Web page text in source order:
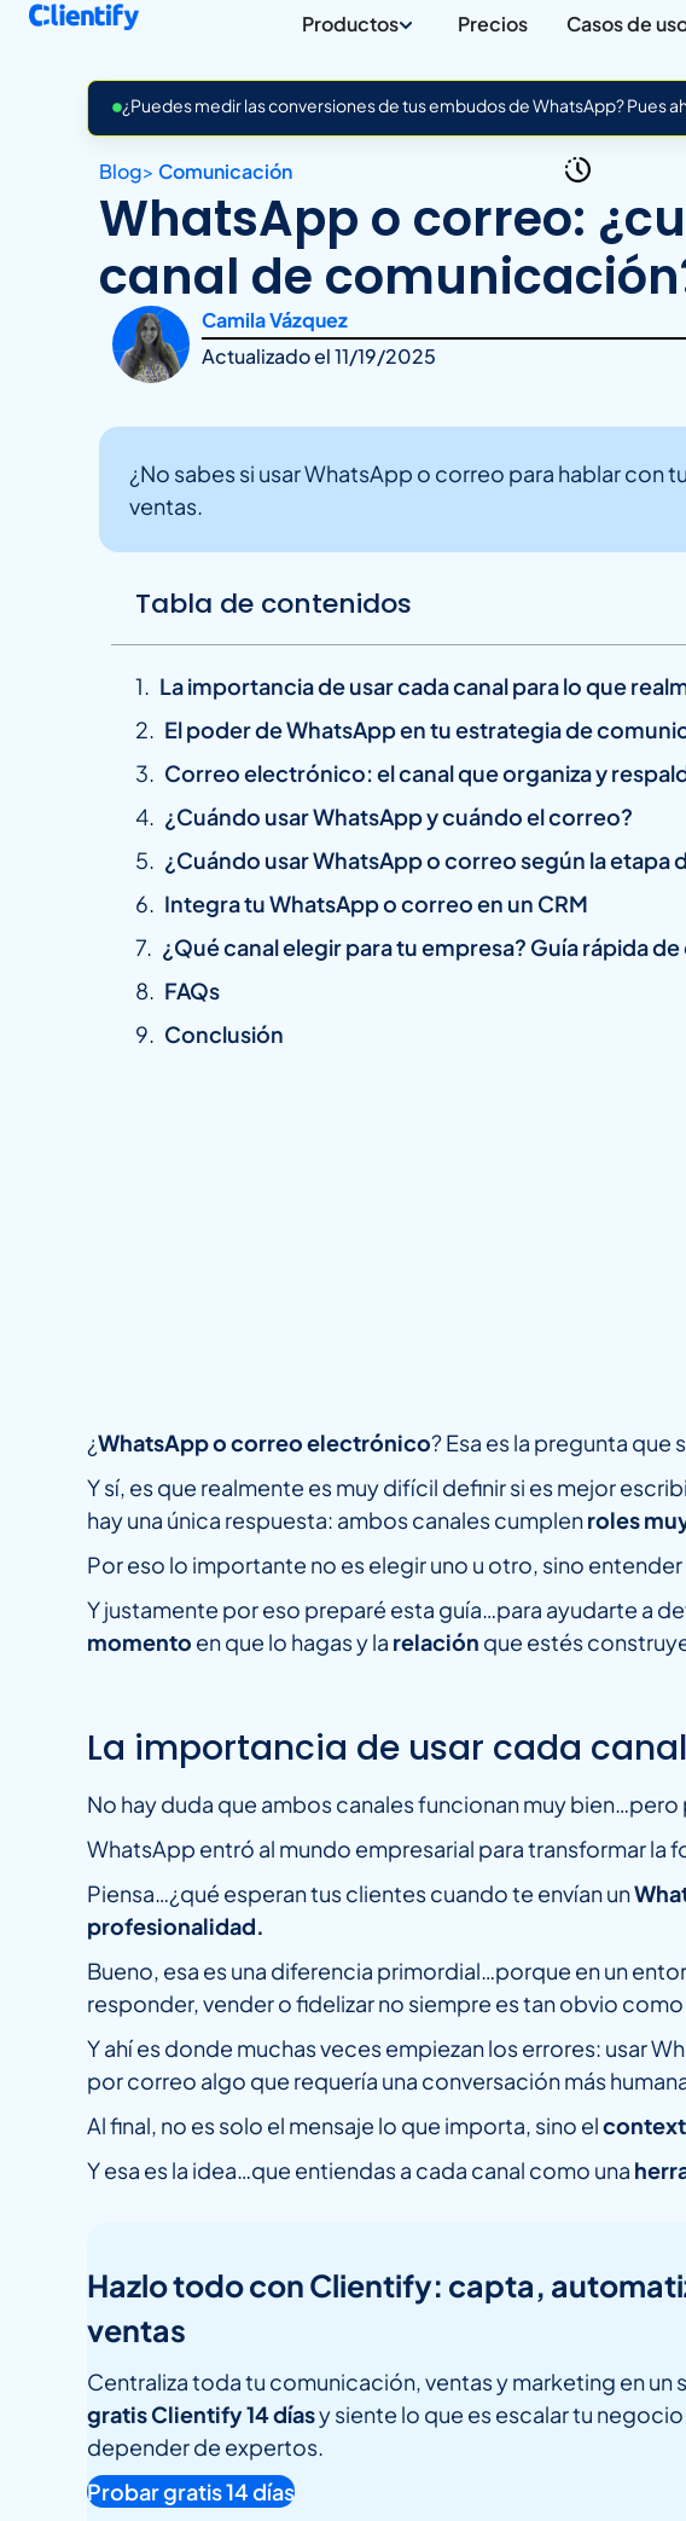
Productos Precios Casos de
¿Puedes medir las conversiones de tus embudos de WhatsApp? Pues
Blog> Comunicación
WhatsApp o correo:
canal de
Camila Vázquez
Actualizado el11/19/2025
¿No sabes si usar WhatsApp o correo para hablar
ventas.
Tabla de contenidos
La importancia de usar cada canal para lo que
El poder de WhatsApp en tu estrategia de
Correo electrónico: el canal que organiza y
¿Cuándo usar WhatsApp y cuándo el correo?
¿Cuándo usar WhatsApp o correo según la etapa
Integra tu WhatsApp o correo en un CRM
¿Qué canal elegir para tu empresa? Guía rápida
FAQs
Conclusión
¿WhatsApp o correo electrónico? Esa es la pregunta
Y sí, es que realmente es muy difícil definir si es mejor
hay una única respuesta: ambos canales cumplenroles
Por eso lo importante no es elegir uno u otro, sino entender
Y justamente por eso preparé esta guía…para ayudarte a
momento en que lo hagas y la relación que estés
La importancia de usar cada
No hay duda que ambos canales funcionan muy
WhatsApp entró al mundo empresarial para transformar la
Piensa…¿qué esperan tus clientes cuando te envían un
profesionalidad.
Bueno, esa es una diferencia primordial…porque en un
responder, vender o fidelizar no siempre es tan obvio
Y ahí es donde muchas veces empiezan los errores: usar
por correo algo que requería una conversación más
Al final, no es solo el mensaje lo que importa, sino el
Y esa es la idea…que entiendas a cada canal como una
Hazlo todo con Clientify: capta,
ventas
Centraliza toda tu comunicación, ventas y marketing en un
gratis Clientify 14 díasy siente lo que es escalar tu negocio
depender de expertos.
Probar gratis 14 días